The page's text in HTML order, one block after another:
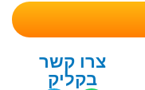
צרו קשר
בקליק